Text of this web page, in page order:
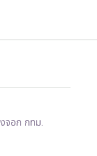
จอก กทม.